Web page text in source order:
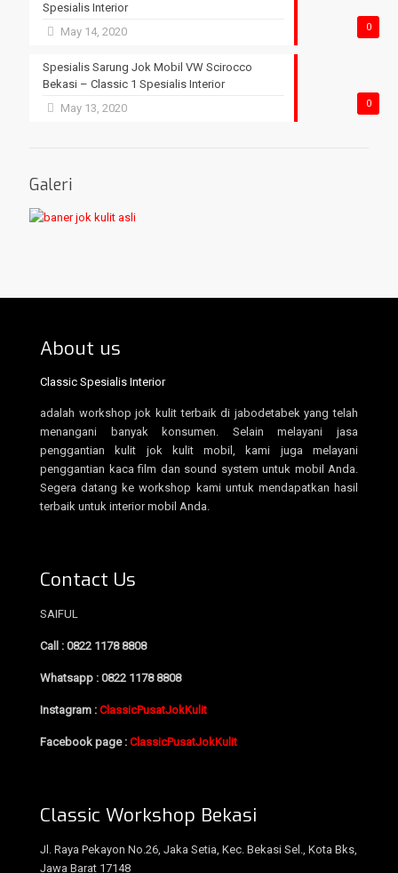
0
Spesialis Interior
May 14, 2020
0
Spesialis Sarung Jok Mobil VW Scirocco
Bekasi – Classic 1 Spesialis Interior
May 13, 2020
Galeri
About us
Classic Spesialis Interior
adalah workshop jok kulit terbaik di jabodetabek yang telah
menangani banyak konsumen. Selain melayani jasa
penggantian kulit jok kulit mobil, kami juga melayani
penggantian kaca film dan sound system untuk mobil Anda.
Segera datang ke workshop kami untuk mendapatkan hasil
terbaik untuk interior mobil Anda.
Contact Us
SAIFUL
Call : 0822 1178 8808
Whatsapp : 0822 1178 8808
Instagram : ClassicPusatJokKulit
Facebook page : ClassicPusatJokKulit
Classic Workshop Bekasi
Jl. Raya Pekayon No.26, Jaka Setia, Kec. Bekasi Sel., Kota Bks,
Jawa Barat 17148